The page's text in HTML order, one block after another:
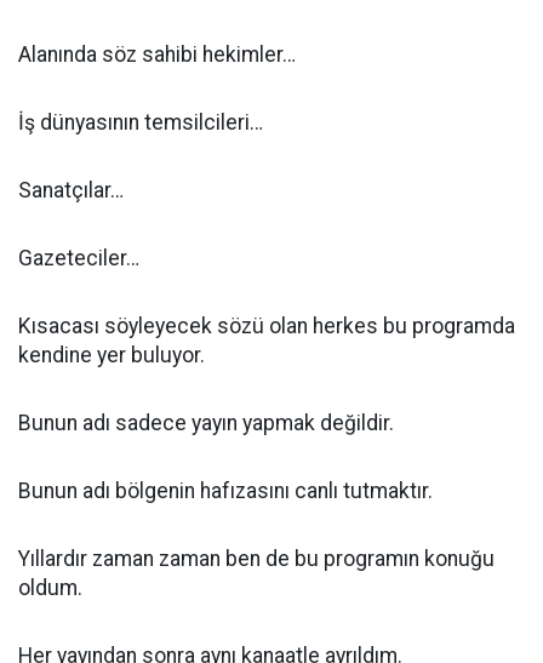
Alanında söz sahibi hekimler…
İş dünyasının temsilcileri…
Sanatçılar…
Gazeteciler…
Kısacası söyleyecek sözü olan herkes bu programda
kendine yer buluyor.
Bunun adı sadece yayın yapmak değildir.
Bunun adı bölgenin hafızasını canlı tutmaktır.
Yıllardır zaman zaman ben de bu programın konuğu
oldum.
Her yayından sonra aynı kanaatle ayrıldım.